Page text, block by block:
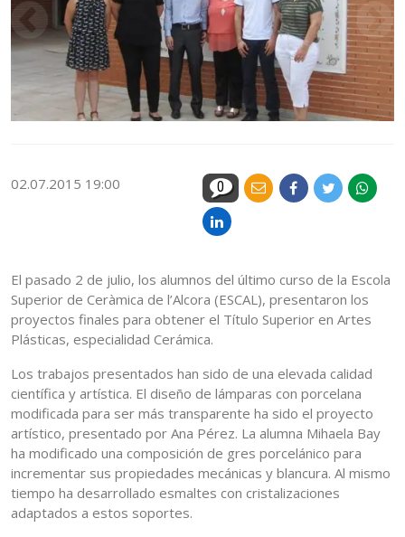
02.07.2015 19:00 0
El pasado 2 de julio, los alumnos del último curso de la Escola
Superior de Ceràmica de l’Alcora (ESCAL), presentaron los
proyectos finales para obtener el Título Superior en Artes
Plásticas, especialidad Cerámica.
Los trabajos presentados han sido de una elevada calidad
científica y artística. El diseño de lámparas con porcelana
modificada para ser más transparente ha sido el proyecto
artístico, presentado por Ana Pérez. La alumna Mihaela Bay
ha modificado una composición de gres porcelánico para
incrementar sus propiedades mecánicas y blancura. Al mismo
tiempo ha desarrollado esmaltes con cristalizaciones
adaptados a estos soportes.